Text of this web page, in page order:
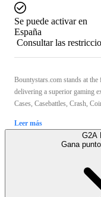
Se puede activar en
España
Consultar las
Bountystars.com stands at
delivering a superior gaming
Cases, Casebattles, Crash,
Leer más
G2A
Gana